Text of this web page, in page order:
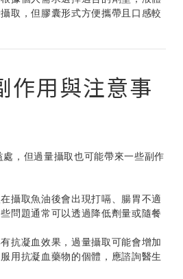
取，但膠囊形式方便攜帶且口感較
作用與注意事
，但過量攝取也可能帶來一些副作
在攝取魚油後會出現打嗝、腸胃不適
問題通常可以透過降低劑量或隨餐
有抗凝血效果，過量攝取可能會增加
用抗凝血藥物的個體，應諮詢醫生